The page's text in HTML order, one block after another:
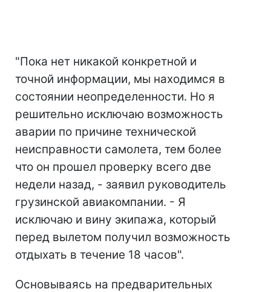
"Пока нет никакой конкретной и
точной информации, мы находимся в
состоянии неопределенности. Но я
решительно исключаю возможность
аварии по причине технической
неисправности самолета, тем более
что он прошел проверку всего две
недели назад, - заявил руководитель
грузинской авиакомпании. - Я
исключаю и вину экипажа, который
перед вылетом получил возможность
отдыхать в течение 18 часов".
Основываясь на предварительных